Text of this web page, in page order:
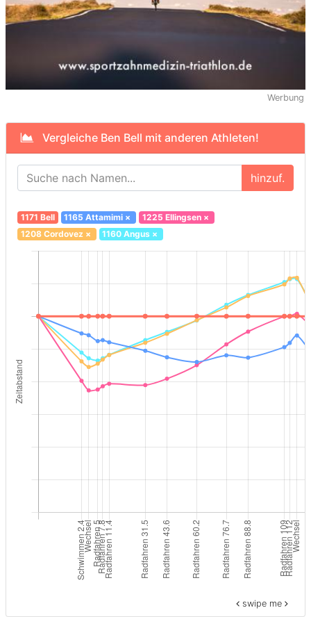
Werbung
Vergleiche Ben Bell mit anderen Athleten!
hinzuf.
1171 Bell 1165 Attamimi × 1225 Ellingsen×
1208 Cordovez× 1160 Angus ×
swipe me